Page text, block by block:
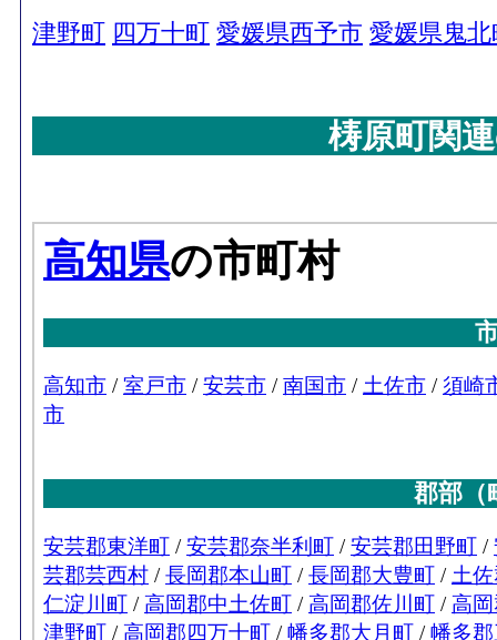
津野町 四万十町 愛媛県西予市 愛媛県鬼北
梼原町関